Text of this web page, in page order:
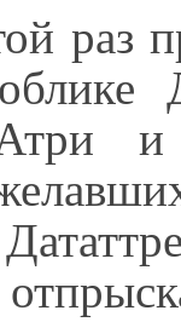
раз
и